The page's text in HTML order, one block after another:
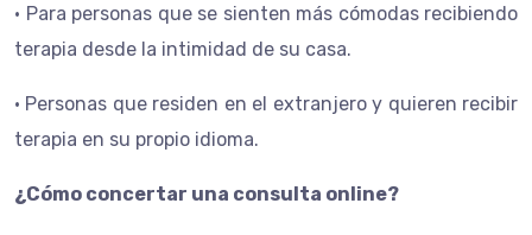
• Para personas que se sienten más cómodas recibiendo
terapia desde la intimidad de su casa.
• Personas que residen en el extranjero y quieren recibir
terapia en su propio idioma.
¿Cómo concertar una consulta online?